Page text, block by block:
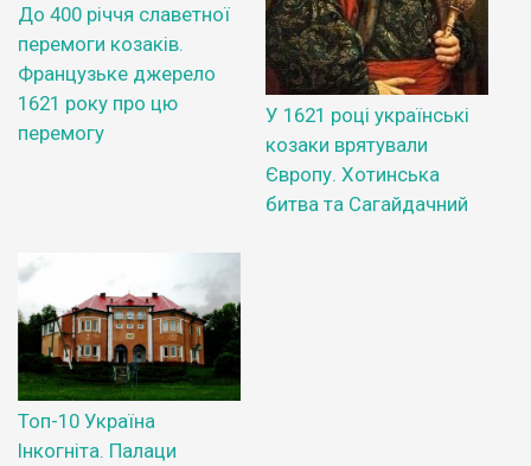
До 400 річчя славетної
перемоги козаків.
Французьке джерело
1621 року про цю
перемогу
У 1621 році українські
козаки врятували
Європу. Хотинська
битва та Сагайдачний
Топ-10 Україна
Інкогніта. Палаци